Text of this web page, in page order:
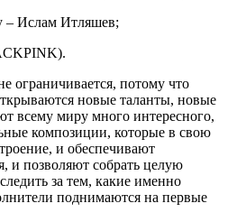
Ислам Итляшев;
ограничивается, потому что
новые таланты, новые
всему миру много интересного,
композиции, которые в свою
и обеспечивают
и позволяют собрать целую
за тем, какие именно
поднимаются на первые